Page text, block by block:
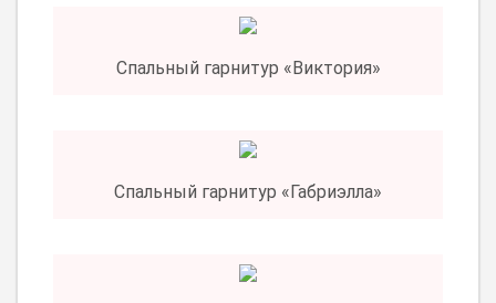
Спальный гарнитур «Виктория»
Спальный гарнитур «Габриэлла»